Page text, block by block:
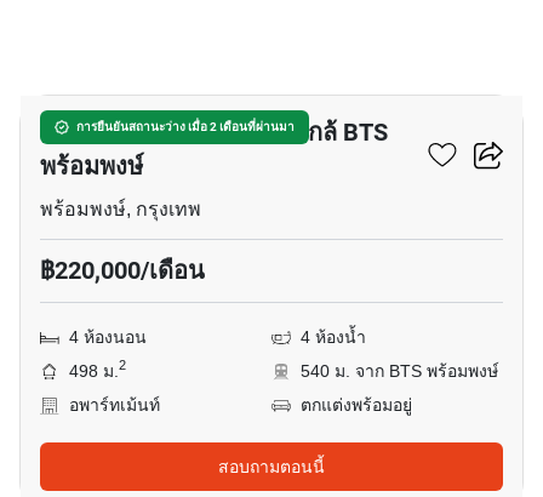
การยืนยันสถานะว่าง เมื่อ 2 เดือนที่ผ่านมา
อพาร์ทเมนต์ 4-ห้องนอน ใกล้ BTS
พร้อมพงษ์
พร้อมพงษ์, กรุงเทพ
฿220,000/เดือน
4 ห้องนอน
4 ห้องน้ำ
498 ม.2
540 ม. จาก BTS พร้อมพงษ์
อพาร์ทเม้นท์
ตกแต่งพร้อมอยู่
สอบถามตอนนี้